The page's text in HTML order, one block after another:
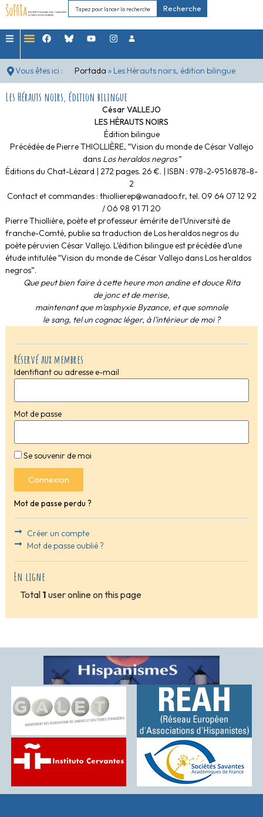
Recherche
Vous êtes ici : Portada » Les Hérauts noirs, édition bilingue
Réservé aux membres
Identifiant ou adresse e-mail
Mot de passe
Se souvenir de moi
Connexion
Mot de passe perdu ?
Créer un compte
Mot de passe oublié ?
En ligne
Total 1 user online on this page
Les Hérauts noirs, édition bilingue
César VALLEJO
LES HÉRAUTS NOIRS
Édition bilingue
Précédée de Pierre THIOLLIÈRE, “Vision du monde de César Vallejo
dans Los heraldos negros”
Éditions du Chat-Lézard | 272 pages. 26 €. | ISBN : 978-2-9516878-8-
2
Contact et commandes : thiollierep@wanadoo.fr, tel. 09 64 07 12 92
/ 06 98 91 71 20
Pierre Thiollière, poète et professeur émérite de l’Université de
franche-Comté, publie sa traduction de Los heraldos negros du
poète péruvien César Vallejo. L’édition bilingue est précédée d’une
étude intitulée “Vision du monde de César Vallejo dans Los heraldos
negros”.
Que peut bien faire à cette heure mon andine et douce Rita
de jonc et de merise,
maintenant que m’asphyxie Byzance, et que somnole
le sang, tel un cognac léger, à l’intérieur de moi ?